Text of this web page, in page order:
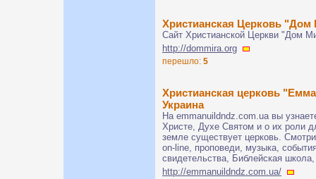
Христианская Церковь "Дом
Сайт Христианской Церкви "Дом
http://dommira.org
перешло: 5
Христианская церковь
Украина
На emmanuildndz.com.ua вы
Христе, Духе Святом и о их роли
земле существует церковь.
on-line, проповеди, музыка,
свидетельства, Библейская школа,
http://emmanuildndz.com.ua/